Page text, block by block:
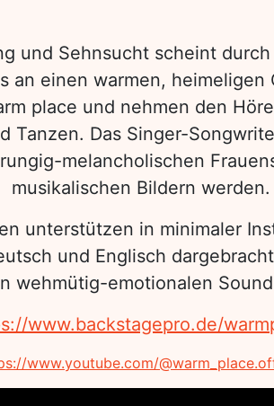
und Sehnsucht scheint
an einen warmen,
place und nehmen den
Tanzen. Das Singer-
melancholischen
musikalischen Bildern werden.
unterstützen in minimaler
und Englisch
wehmütig-emotionalen
www.backstagepro.de/
www.youtube.com/